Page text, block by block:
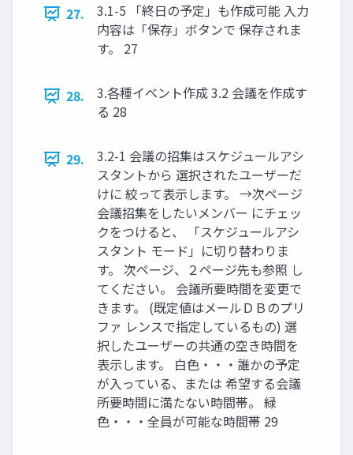
27.
3.1-5 「終日の予定」も作成可能 入力
内容は「保存」ボタンで 保存されま
す。 27
28.
3.各種イベント作成 3.2 会議を作成す
る 28
29.
3.2-1 会議の招集はスケジュールアシ
スタントから 選択されたユーザーだ
けに 絞って表示します。 →次ページ
会議招集をしたいメンバー にチェッ
クをつけると、 「スケジュールアシ
スタント モード」に切り替わりま
す。 次ページ、２ページ先も参照 し
てください。 会議所要時間を変更で
きます。 (既定値はメールＤＢのプリ
ファ レンスで指定しているもの) 選
択したユーザーの共通の空き時間を
表示します。 白色・・・誰かの予定
が入っている、または 希望する会議
所要時間に満たない時間帯。 緑
色・・・全員が可能な時間帯 29